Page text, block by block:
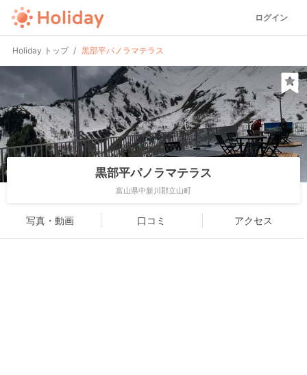
ログイン
Holiday トップ 黒部平パノラマテラス
黒部平パノラマテラス
富山県中新川郡立山町
写真・動画 口コミ アクセス